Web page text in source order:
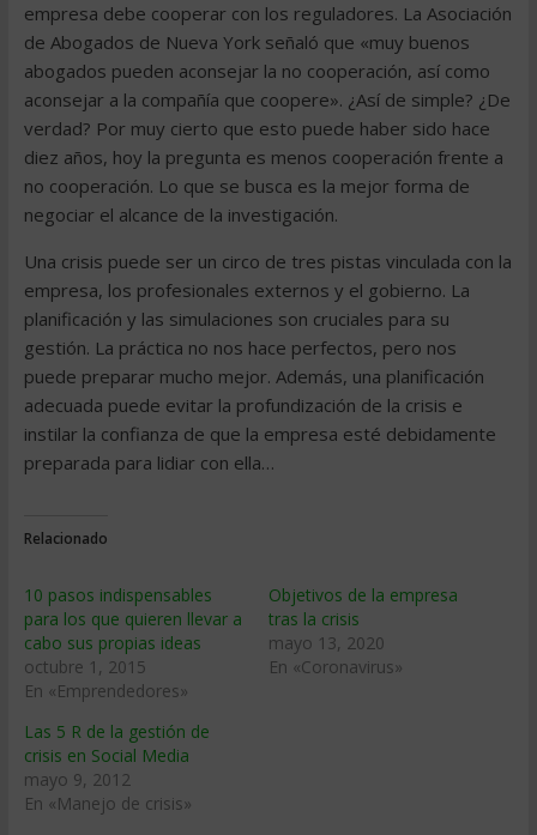
empresa debe cooperar con los reguladores. La Asociación
de Abogados de Nueva York señaló que «muy buenos
abogados pueden aconsejar la no cooperación, así como
aconsejar a la compañía que coopere». ¿Así de simple? ¿De
verdad? Por muy cierto que esto puede haber sido hace
diez años, hoy la pregunta es menos cooperación frente a
no cooperación. Lo que se busca es la mejor forma de
negociar el alcance de la investigación.
Una crisis puede ser un circo de tres pistas vinculada con la
empresa, los profesionales externos y el gobierno. La
planificación y las simulaciones son cruciales para su
gestión. La práctica no nos hace perfectos, pero nos
puede preparar mucho mejor. Además, una planificación
adecuada puede evitar la profundización de la crisis e
instilar la confianza de que la empresa esté debidamente
preparada para lidiar con ella…
Relacionado
10 pasos indispensables
para los que quieren llevar a
cabo sus propias ideas
octubre 1, 2015
En «Emprendedores»
Objetivos de la empresa
tras la crisis
mayo 13, 2020
En «Coronavirus»
Las 5 R de la gestión de
crisis en Social Media
mayo 9, 2012
En «Manejo de crisis»